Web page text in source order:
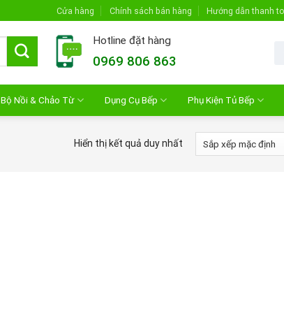
Cửa hàng Chính sách bán hàng Hướng dẫn thanh
Hotline đặt hàng
0969 806 863
Bộ Nồi & Chảo Từ Dụng Cụ Bếp Phụ Kiện Tủ Bếp
Hiển thị kết quả duy nhất